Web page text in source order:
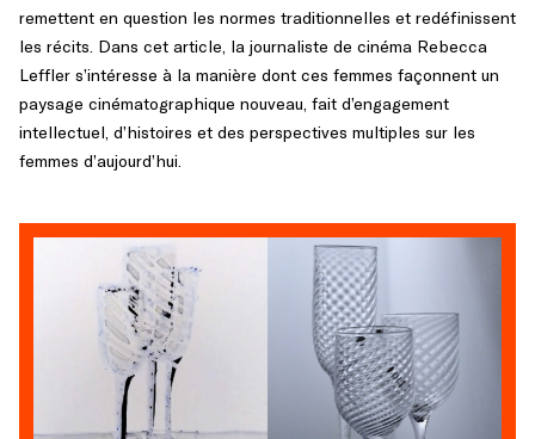
remettent en question les normes traditionnelles et redéfinissent
les récits. Dans cet article, la journaliste de cinéma Rebecca
Leffler s’intéresse à la manière dont ces femmes façonnent un
paysage cinématographique nouveau, fait d’engagement
intellectuel, d’histoires et des perspectives multiples sur les
femmes d’aujourd’hui.